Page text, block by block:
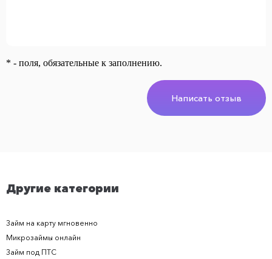
* - поля, обязательные к заполнению.
Написать отзыв
Другие категории
Займ на карту мгновенно
Микрозаймы онлайн
Займ под ПТС